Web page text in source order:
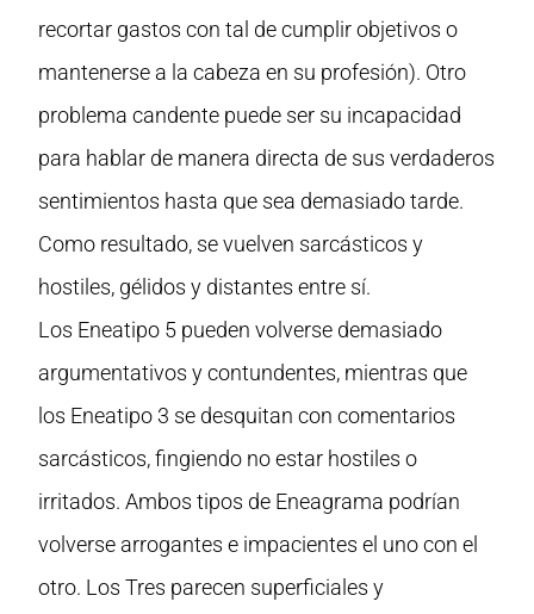
recortar gastos con tal de cumplir objetivos o
mantenerse a la cabeza en su profesión). Otro
problema candente puede ser su incapacidad
para hablar de manera directa de sus verdaderos
sentimientos hasta que sea demasiado tarde.
Como resultado, se vuelven sarcásticos y
hostiles, gélidos y distantes entre sí.
Los Eneatipo 5 pueden volverse demasiado
argumentativos y contundentes, mientras que
los Eneatipo 3 se desquitan con comentarios
sarcásticos, fingiendo no estar hostiles o
irritados. Ambos tipos de Eneagrama podrían
volverse arrogantes e impacientes el uno con el
otro. Los Tres parecen superficiales y